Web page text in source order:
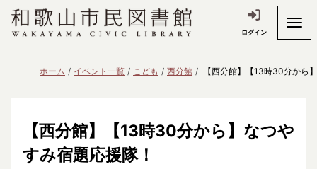
ログイン
ホーム イベント一覧 こども 西分館 【西分館】【13時30分から
【西分館】【13時30分から】なつや
すみ宿題応援隊！